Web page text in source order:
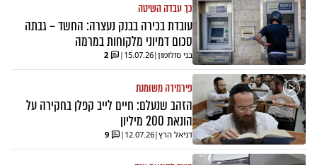
כך עבדה השיטה
עובדת בכירה בבנק נעצרה: החשד – גבתה
סכום דמיוני מלקוחות במרמה
בני סולומון|
15.07.26
|
2
פירמידה משומנת
הזהב שנעלם: חיים לייב קפלן בחקירה על
הונאת 200 מיליון
דניאל הרץ|
12.07.26
|
9